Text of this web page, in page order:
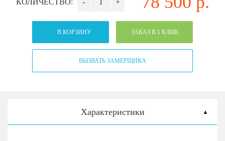
КОЛИЧЕСТВО: - +
В КОРЗИНУ ЗАКАЗ В 1 КЛИК
ВЫЗВАТЬ ЗАМЕРЩИКА
Характеристики